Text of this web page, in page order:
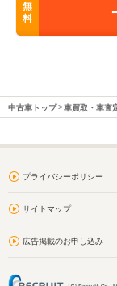
無
料
中古車トップ 車買取・車査
プライバシーポリシー
サイトマップ
広告掲載のお申し込み